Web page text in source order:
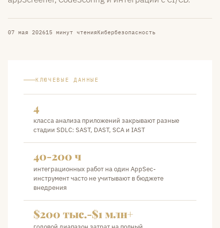
07 мая 202615 минут чтенияКибербезопасность
КЛЮЧЕВЫЕ ДАННЫЕ
4
класса анализа приложений закрывают разные
стадии SDLC: SAST, DAST, SCA и IAST
40-200 ч
интеграционных работ на один AppSec-
инструмент часто не учитывают в бюджете
внедрения
$200 тыс.-$1 млн+